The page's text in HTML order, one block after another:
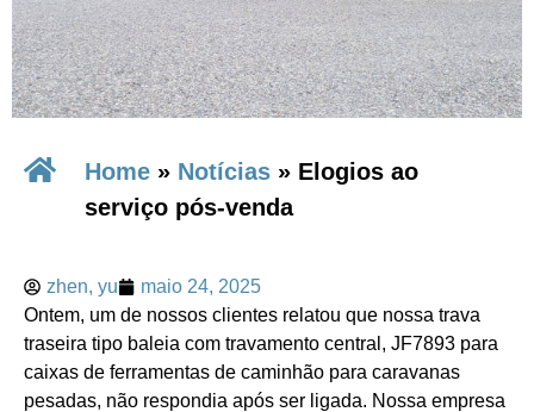
Home » Notícias » Elogios ao
serviço pós-venda
zhen, yu
maio 24, 2025
Ontem, um de nossos clientes relatou que nossa trava
traseira tipo baleia com travamento central, JF7893 para
caixas de ferramentas de caminhão para caravanas
pesadas, não respondia após ser ligada. Nossa empresa